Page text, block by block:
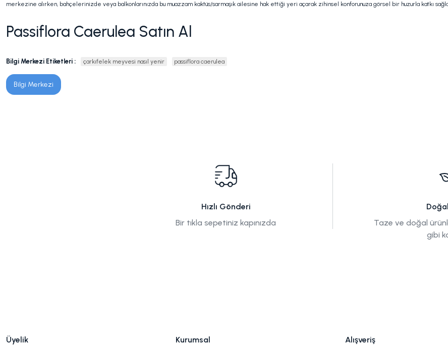
merkezine alırken, bahçelerinizde veya balkonlarınızda bu muazzam kaktüs/sarmaşık ailesine hak ettiği yeri açarak zihinsel konforunuza görsel bir huzurla katkı
Passiflora Caerulea Satın Al
Bilgi Merkezi Etiketleri : çarkıfelek meyvesi nasıl yenir passiflora caerulea
Bilgi Merkezi
Hızlı Gönderi
Bir tıkla sepetiniz kapınızda
Taze ve doğal
gibi
Üyelik Kurumsal Alışveriş